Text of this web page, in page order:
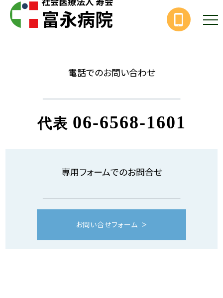
電話でのお問い合わせ
代表 06-6568-1601
専用フォームでのお問合せ
お問い合せフォーム